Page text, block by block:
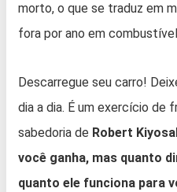
morto, o que se traduz em
fora por ano em
Descarregue seu carro!
dia a dia. É um exercício de
sabedoria de Robert
você ganha, mas quanto
quanto ele funciona para